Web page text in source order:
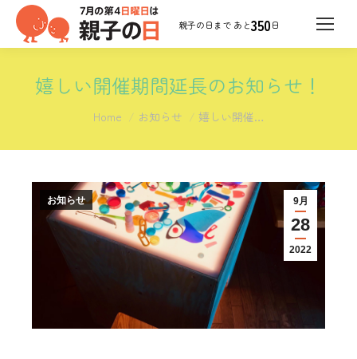
350日
嬉しい開催期間延長のお知らせ！
You are here:
Home お知らせ 嬉しい開催…
9月
28
2022
お知らせ